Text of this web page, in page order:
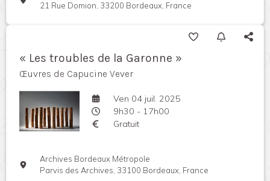
21 Rue Domion, 33200 Bordeaux, France
« Les troubles de la Garonne »
Œuvres de Capucine Vever
Ven 04 juil. 2025
9h30 - 17h00
Gratuit
Archives Bordeaux Métropole
Parvis des Archives, 33100 Bordeaux, France